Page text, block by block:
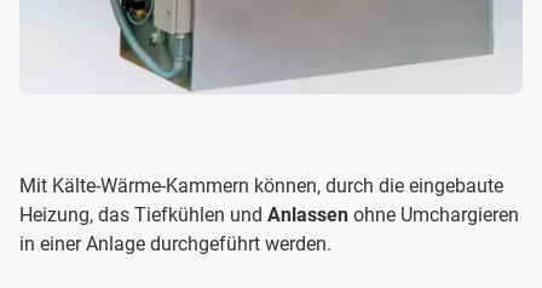
Mit Kälte-Wärme-Kammern können, durch die eingebaute
Heizung, das Tiefkühlen und Anlassen ohne Umchargieren
in einer Anlage durchgeführt werden.